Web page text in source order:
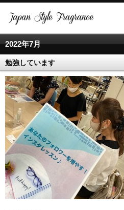
2022年7月
勉強しています